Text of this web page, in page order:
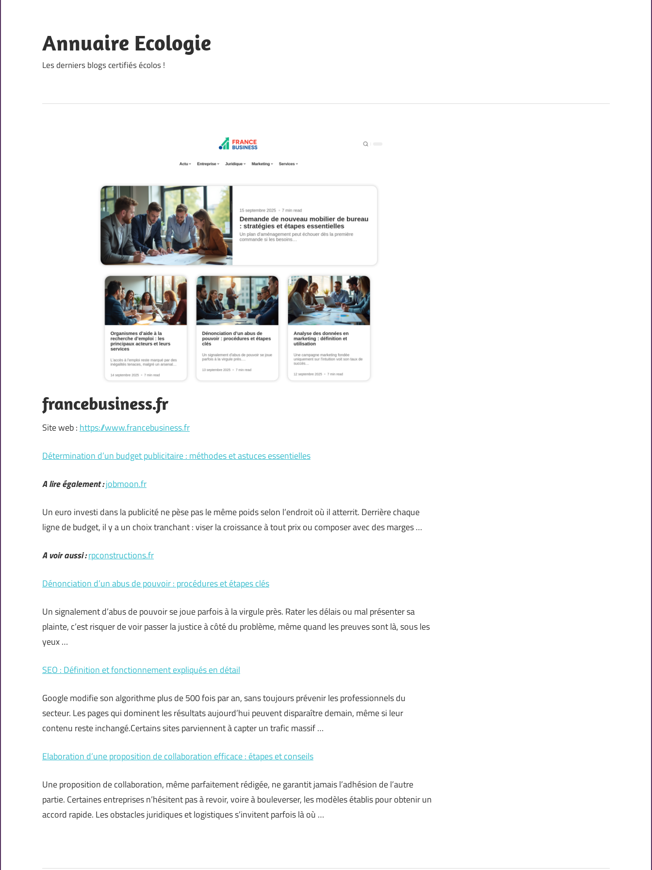
content
Annuaire Ecologie
Les derniers blogs certifiés écolos !
francebusiness.fr
Site web : https://www.francebusiness.fr
Détermination d’un budget publicitaire : méthodes et astuces essentielles
A lire également :jobmoon.fr
Un euro investi dans la publicité ne pèse pas le même poids selon l’endroit où il atterrit. Derrière chaque
ligne de budget, il y a un choix tranchant : viser la croissance à tout prix ou composer avec des marges …
A voir aussi :rpconstructions.fr
Dénonciation d’un abus de pouvoir : procédures et étapes clés
Un signalement d’abus de pouvoir se joue parfois à la virgule près. Rater les délais ou mal présenter sa
plainte, c’est risquer de voir passer la justice à côté du problème, même quand les preuves sont là, sous les
yeux …
SEO : Définition et fonctionnement expliqués en détail
Google modifie son algorithme plus de 500 fois par an, sans toujours prévenir les professionnels du
secteur. Les pages qui dominent les résultats aujourd’hui peuvent disparaître demain, même si leur
contenu reste inchangé.Certains sites parviennent à capter un trafic massif …
Elaboration d’une proposition de collaboration efficace : étapes et conseils
Une proposition de collaboration, même parfaitement rédigée, ne garantit jamais l’adhésion de l’autre
partie. Certaines entreprises n’hésitent pas à revoir, voire à bouleverser, les modèles établis pour obtenir un
accord rapide. Les obstacles juridiques et logistiques s’invitent parfois là où …